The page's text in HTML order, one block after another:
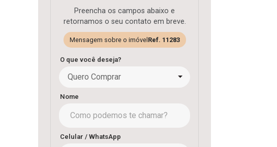
Preencha os campos abaixo e
retornamos o seu contato em breve.
Mensagem sobre o imóvel Ref. 11283
O que você deseja?
Quero Comprar
Nome
Celular / WhatsApp